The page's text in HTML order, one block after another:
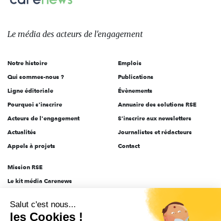
Le
des
l'engagement
Le média des acteurs de l'engagement
Notre histoire
Qui sommes-nous ?
Ligne éditoriale
Pourquoi s'inscrire
Acteurs de l'engagement
Actualités
Appels à projets
Emplois
Publications
Évènements
Annuaire des solutions RSE
S'inscrire aux newsletters
Journalistes et rédacteurs
Contact
Mission RSE
Le kit média Carenews
AEF info
Salut c'est nous...
les Cookies !